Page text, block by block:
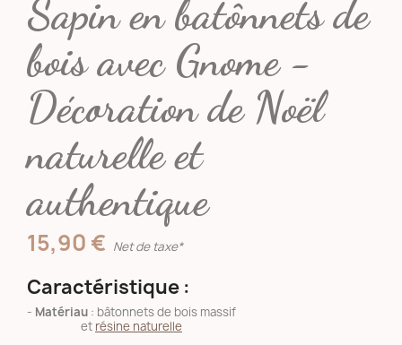
Sapin en batônnets de
bois avec Gnome -
Décoration de Noël
naturelle et
authentique
15,90 € Net de taxe*
Caractéristique :
- Matériau : bâtonnets de bois massif
et résine naturelle